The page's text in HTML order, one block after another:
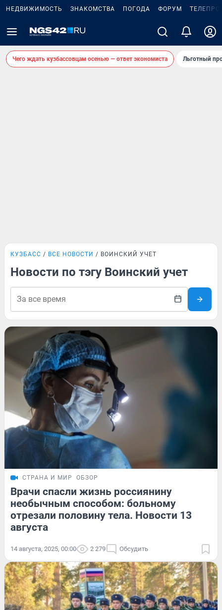
НЕДВИЖИМОСТЬ ЗНАКОМСТВА ПОГОДА ФОРУМ
Чего ждать кузбассовцам осенью — ответ экономиста Льготный
КУЗБАСС ВСЕ НОВОСТИ ВОИНСКИЙ УЧЕТ
Новости по тэгу Воинский учет
СТРАНА И МИР ОБЗОР
Врачи спасли жизнь россиянину
необычным способом: больному
отрезали половину тела. Новости 13
августа
14 августа, 2025, 00:00 2 279 Обсудить